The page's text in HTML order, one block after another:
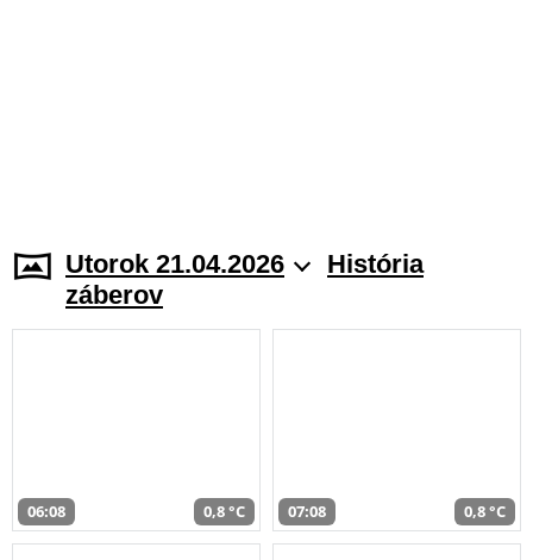
Utorok 21.04.2026
História
záberov
06:08 0,8 °C 07:08 0,8 °C